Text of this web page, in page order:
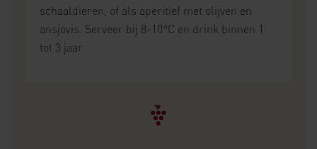
schaaldieren, of als aperitief met olijven en
ansjovis. Serveer bij 8-10°C en drink binnen 1
tot 3 jaar.